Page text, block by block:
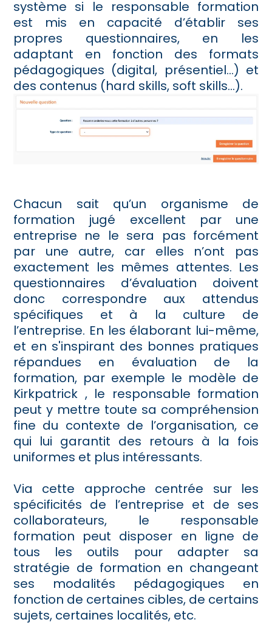
système si le responsable formation
est mis en capacité d’établir ses
propres questionnaires, en les
adaptant en fonction des formats
pédagogiques (digital, présentiel…) et
des contenus (hard skills, soft skills…).
Chacun sait qu’un organisme de
formation jugé excellent par une
entreprise ne le sera pas forcément
par une autre, car elles n’ont pas
exactement les mêmes attentes. Les
questionnaires d’évaluation doivent
donc correspondre aux attendus
spécifiques et à la culture de
l’entreprise. En les élaborant lui-même,
et en s'inspirant des bonnes pratiques
répandues en évaluation de la
formation, par exemple le modèle de
Kirkpatrick , le responsable formation
peut y mettre toute sa compréhension
fine du contexte de l’organisation, ce
qui lui garantit des retours à la fois
uniformes et plus intéressants.
Via cette approche centrée sur les
spécificités de l’entreprise et de ses
collaborateurs, le responsable
formation peut disposer en ligne de
tous les outils pour adapter sa
stratégie de formation en changeant
ses modalités pédagogiques en
fonction de certaines cibles, de certains
sujets, certaines localités, etc.